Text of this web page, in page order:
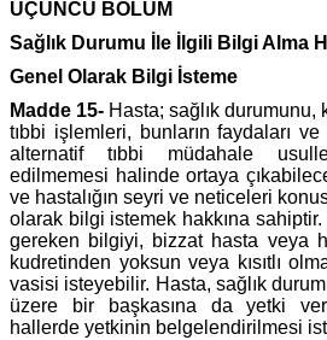
ÜÇÜNCÜ BÖLÜM
Sağlık Durumu İle İlgili Bilgi Alma
Genel Olarak Bilgi İsteme
Madde 15- Hasta; sağlık
tıbbi işlemleri, bunların faydaları ve
alternatif tıbbi müdahale
edilmemesi halinde ortaya
ve hastalığın seyri ve neticeleri
olarak bilgi istemek hakkına
gereken bilgiyi, bizzat hasta veya
kudretinden yoksun veya kısıtlı
vasisi isteyebilir. Hasta, sağlık
üzere bir başkasına da yetki
hallerde yetkinin belgelendirilmesi